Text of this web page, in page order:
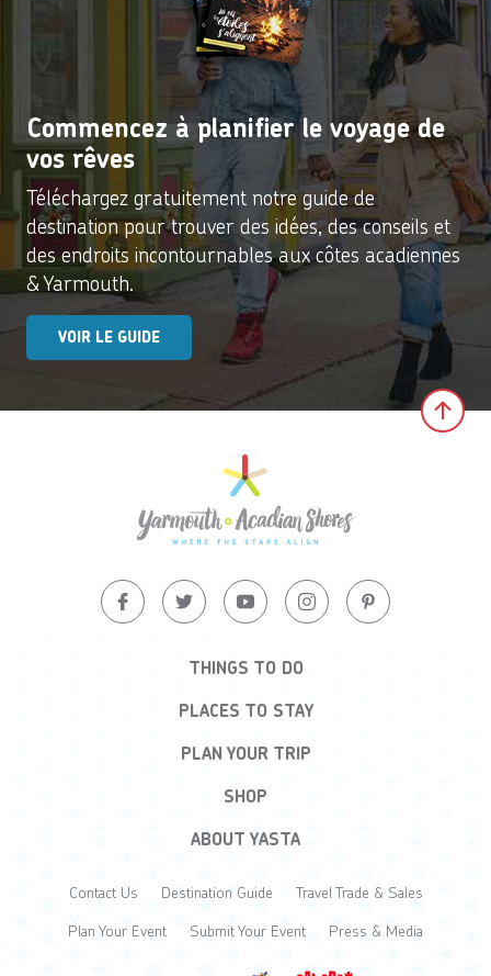
Commencez à planifier le voyage de
vos rêves
Téléchargez gratuitement notre guide de
destination pour trouver des idées, des conseils et
des endroits incontournables aux côtes acadiennes
& Yarmouth.
VOIR LE GUIDE
THINGS TO DO
PLACES TO STAY
PLAN YOUR TRIP
SHOP
ABOUT YASTA
Contact Us Destination Guide
Travel Trade & Sales
Plan Your Event
Submit Your Event Press & Media